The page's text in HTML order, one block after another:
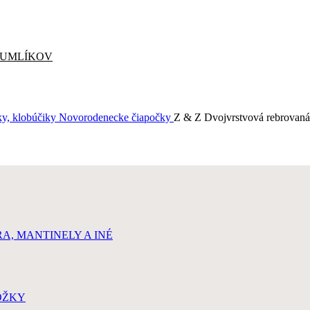
klobúčiky Novorodenecke čiapočky Z & Z Dvojvrstvová
MANTINELY A INÉ